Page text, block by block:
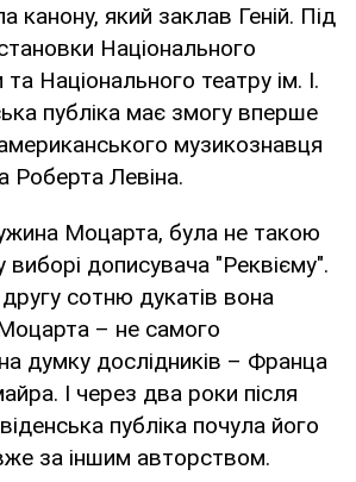
канону, який заклав Геній. Під
Національного
Національного театру ім. І.
публіка має змогу вперше
музикознавця
Роберта Левіна.
Моцарта, була не такою
дописувача "Реквієму".
сотню дукатів вона
– не самого
думку дослідників – Франца
І через два роки після
публіка почула його
за іншим авторством.